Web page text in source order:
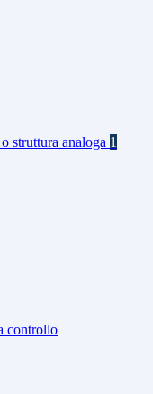
struttura analoga 1
controllo